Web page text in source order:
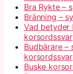
Bra Rykte –
Bränning –
Vad betyder
korsordssvar
Budbärare –
korsordssvar
Buske